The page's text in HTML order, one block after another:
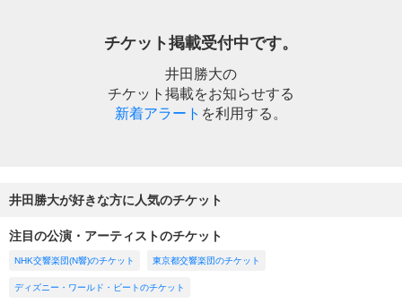
チケット掲載受付中です。
井田勝大の
チケット掲載をお知らせする
新着アラート を利用する。
井田勝大が好きな方に人気のチケット
注目の公演・アーティストのチケット
NHK交響楽団(N響)のチケット 東京都交響楽団のチケット
ディズニー・ワールド・ビートのチケット